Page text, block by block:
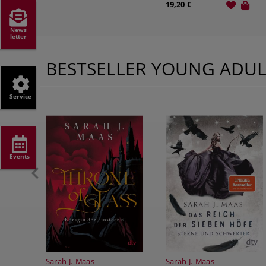
News
letter
Service
Events
BESTSELLER YOUNG
Sarah J. Maas